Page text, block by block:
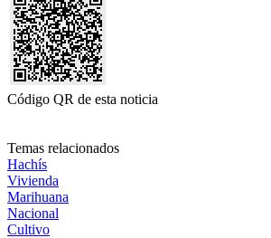
Código QR de esta noticia
Temas relacionados
Hachís
Vivienda
Marihuana
Nacional
Cultivo